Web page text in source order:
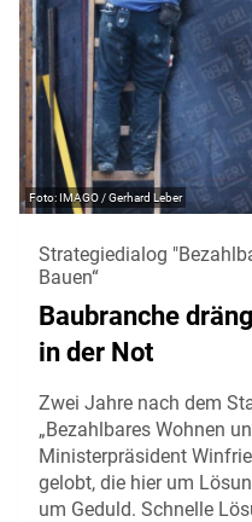
IMAGO / Gerhard Leber
Strategiedialog
Bauen“
Baubranche
in der Not
Zwei Jahre nach dem
„Bezahlbares Wohnen
Ministerpräsident
gelobt, die hier um
um Geduld. Schnelle